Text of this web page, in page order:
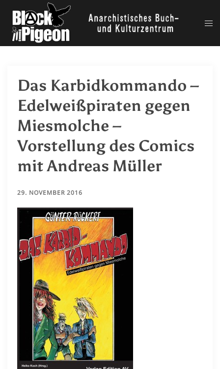
Inhalt
springen
Das Karbidkommando –
Edelweißpiraten gegen
Miesmolche –
Vorstellung des Comics
mit Andreas Müller
29. NOVEMBER 2016